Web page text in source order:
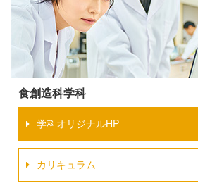
食創造科学科
学科オリジナルHP
カリキュラム